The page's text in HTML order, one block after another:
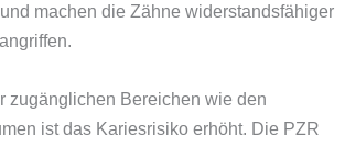
machen die Zähne widerstandsfähiger
zugänglichen Bereichen wie den
ist das Kariesrisiko erhöht. Die PZR